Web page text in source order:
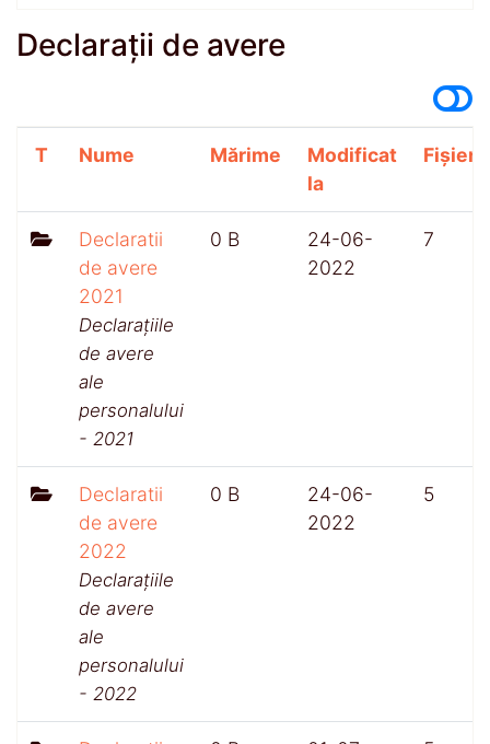
Declarații de avere
T Nume Mărime
Modificat
la
Fișiere
Declaratii
de avere
2021
Declarațiile
de avere
ale
personalului
- 2021
0 B
24-06-
2022
7
Declaratii
de avere
2022
Declarațiile
de avere
ale
personalului
- 2022
0 B
24-06-
2022
5